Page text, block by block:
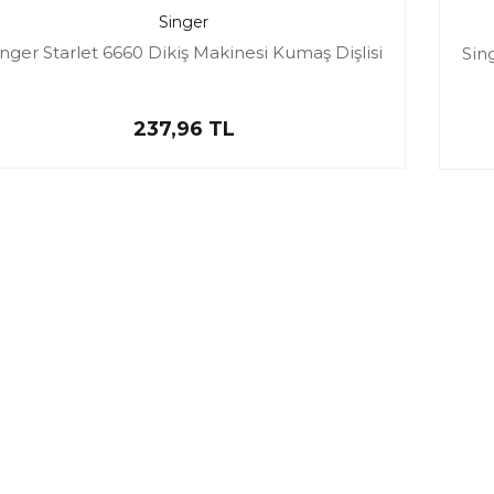
Singer
Starlet 6660 Dikiş Makinesi Kumaş Dişlisi
237,96 TL